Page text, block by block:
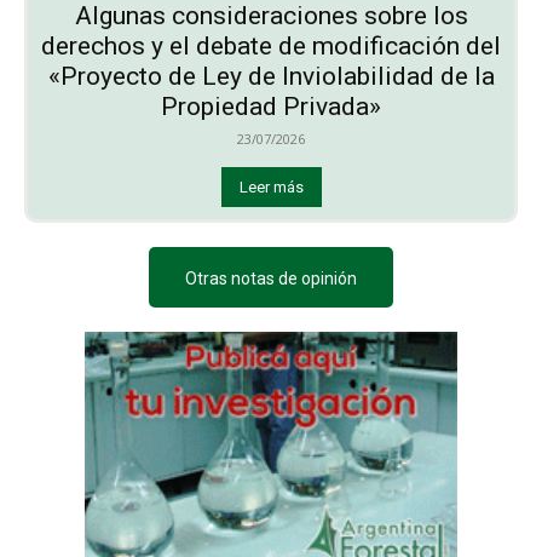
Algunas consideraciones sobre los
derechos y el debate de modificación del
«Proyecto de Ley de Inviolabilidad de la
Propiedad Privada»
23/07/2026
Leer más
Otras notas de opinión